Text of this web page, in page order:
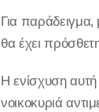
Για παράδειγμα,
θα έχει
Η ενίσχυση
νοικοκυριά